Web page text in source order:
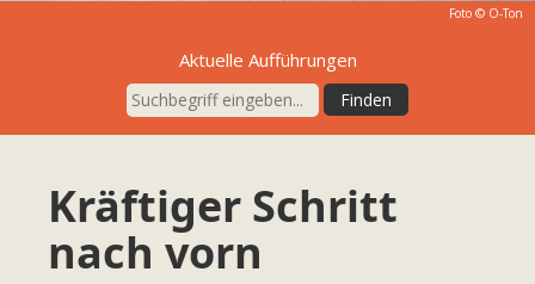
Foto © O-Ton
Aktuelle Aufführungen
Kräftiger Schritt
nach vorn